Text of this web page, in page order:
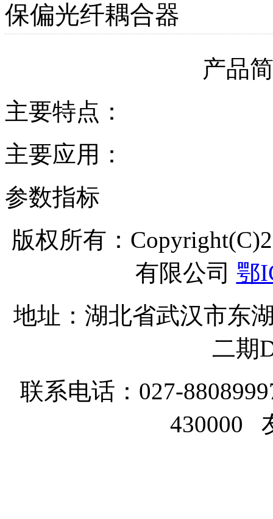
保偏光纤耦合器
产品
主要特点：
主要应用：
参数指标
版权所有：
有限公司 鄂
地址：湖北省武汉市东
二期
联系电话：027-
430000